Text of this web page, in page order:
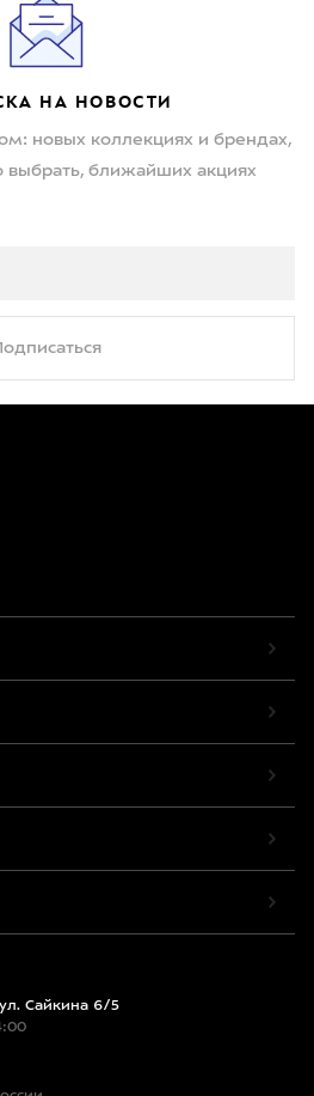
НА НОВОСТИ
новых коллекциях и брендах,
выбрать, ближайших акциях
Сайкина 6/5